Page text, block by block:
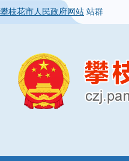
攀枝花市人民政府网站 站群